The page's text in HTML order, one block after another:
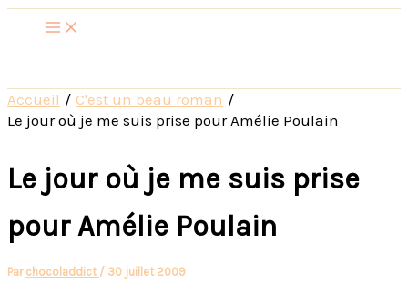
Accueil
C'est un beau roman
Le jour où je me suis prise pour Amélie Poulain
Le jour où je me suis prise
pour Amélie Poulain
Par chocoladdict / 30 juillet 2009